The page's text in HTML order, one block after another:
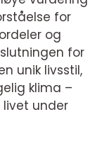
for
og
for
unik livsstil,
klima –
livet under